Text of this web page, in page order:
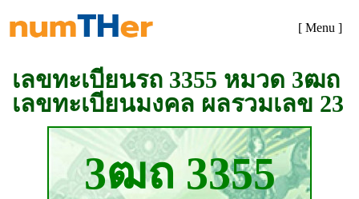
[ Menu ]
เลขทะเบียนรถ 3355 หมวด 3ฒถ
เลขทะเบียนมงคล ผลรวมเลข 23
3ฒถ 3355